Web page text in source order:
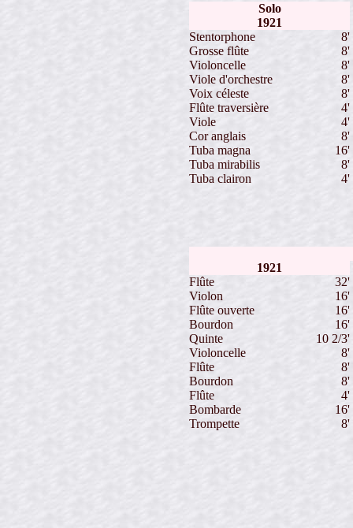
Solo
1921
Stentorphone
8'
Grosse flûte
8'
Violoncelle
8'
Viole d'orchestre
8'
Voix céleste
8'
Flûte traversière
4'
Viole
4'
Cor anglais
8'
Tuba magna
16'
Tuba mirabilis
8'
Tuba clairon
4'
1921
Flûte
32'
Violon
16'
Flûte ouverte
16'
Bourdon
16'
Quinte
10 2/3'
Violoncelle
8'
Flûte
8'
Bourdon
8'
Flûte
4'
Bombarde
16'
Trompette
8'